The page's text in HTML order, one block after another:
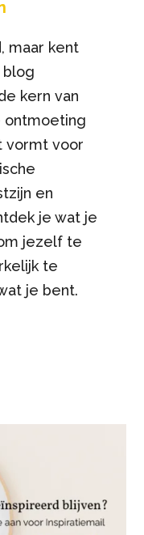
maar kent
blog
kern van
ontmoeting
vormt voor
en
je wat je
jezelf te
te
je bent.